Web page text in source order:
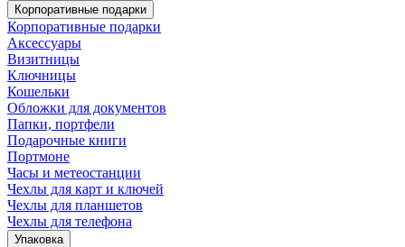
Корпоративные подарки
Корпоративные подарки
Аксессуары
Визитницы
Ключницы
Кошельки
Обложки для документов
Папки, портфели
Подарочные книги
Портмоне
Часы и метеостанции
Чехлы для карт и ключей
Чехлы для планшетов
Чехлы для телефона
Упаковка